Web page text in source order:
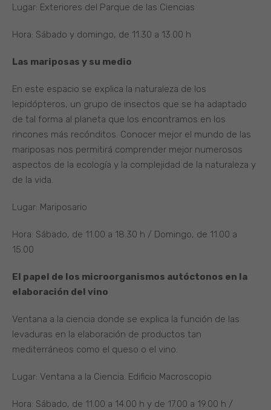
Lugar: Exteriores del Parque de las Ciencias
Hora: Sábado y domingo, de 11.30 a 13.00 h
Las mariposas y su medio
En este espacio se explica la naturaleza de los
lepidópteros, un grupo de insectos que se ha adaptado
de tal forma al planeta que los encontramos en los
rincones más recónditos. Conocer mejor el mundo de las
mariposas nos permitirá comprender mejor numerosos
aspectos de la ecología y la complejidad de la naturaleza y
de la vida.
Lugar: Mariposario
Hora: Sábado, de 11.00 a 18.30 h / Domingo, de 11.00 a
15.00
El papel de los microorganismos autóctonos en la
elaboración del vino
Ventana a la ciencia donde se explica la función de las
levaduras en la elaboración de productos tan
mediterráneos como el queso o el vino.
Lugar: Ventana a la Ciencia. Edificio Macroscopio
Hora: Sábado, de 11.00 a 14.00 h y de 17.00 a 19.00 h /